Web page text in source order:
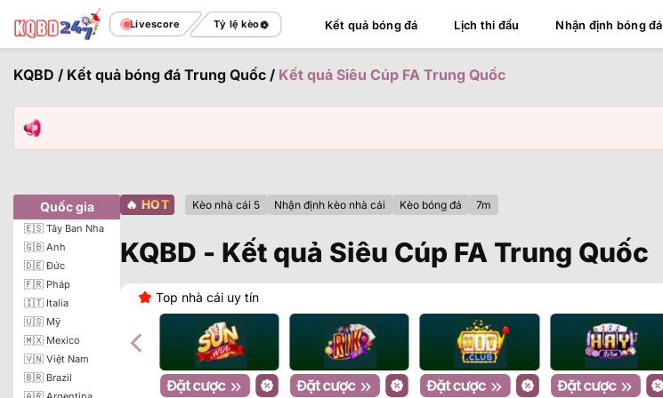
qua
dung
Livescore Tỷ lệ kèo Kết quả bóng đá Lịch thi đấu Nhận định bóng đá
KQBD / Kết quả bóng đá Trung Quốc / Kết quả Siêu Cúp FA Trung Quốc
Quốc gia
🇪🇸 Tây Ban Nha
🇬🇧 Anh
🇩🇪 Đức
🇫🇷 Pháp
🇮🇹 Italia
🇺🇸 Mỹ
🇲🇽 Mexico
🇻🇳 Việt Nam
🇧🇷 Brazil
🔥 HOT Kèo nhà cái 5 Nhận định kèo nhà cái Kèo bóng đá 7m
KQBD - Kết quả Siêu Cúp FA Trung Quốc
Top nhà cái uy tín